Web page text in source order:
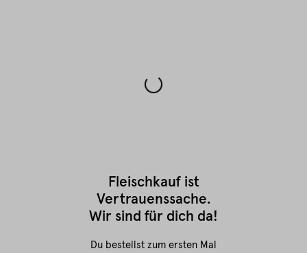
Fleischkauf ist
Vertrauenssache.
Wir sind für dich da!
Du bestellst zum ersten Mal